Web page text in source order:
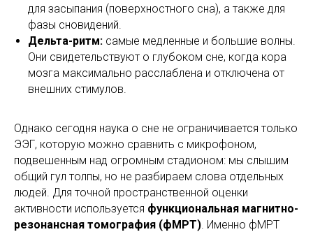
для засыпания (поверхностного сна), а также для
фазы сновидений.
Дельта-ритм: самые медленные и большие волны.
Они свидетельствуют о глубоком сне, когда кора
мозга максимально расслаблена и отключена от
внешних стимулов.
Однако сегодня наука о сне не ограничивается только
ЭЭГ, которую можно сравнить с микрофоном,
подвешенным над огромным стадионом: мы слышим
общий гул толпы, но не разбираем слова отдельных
людей. Для точной пространственной оценки
активности используется функциональная магнитно-
резонансная томография (фМРТ). Именно фМРТ